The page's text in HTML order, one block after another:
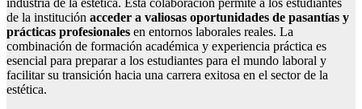
industria de la estética. Esta colaboración permite a los estudiantes
de la institución acceder a valiosas oportunidades de pasantías y
prácticas profesionales en entornos laborales reales. La
combinación de formación académica y experiencia práctica es
esencial para preparar a los estudiantes para el mundo laboral y
facilitar su transición hacia una carrera exitosa en el sector de la
estética.